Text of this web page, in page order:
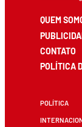
QUEM
CONTATO
POLÍTICA
POLÍTICA